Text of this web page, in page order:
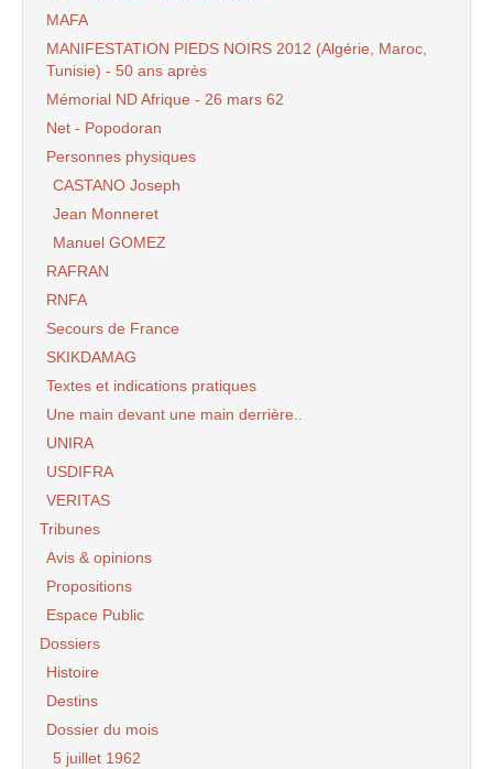
MAFA
MANIFESTATION PIEDS NOIRS 2012 (Algérie, Maroc,
Tunisie) - 50 ans après
Mémorial ND Afrique - 26 mars 62
Net - Popodoran
Personnes physiques
CASTANO Joseph
Jean Monneret
Manuel GOMEZ
RAFRAN
RNFA
Secours de France
SKIKDAMAG
Textes et indications pratiques
Une main devant une main derrière..
UNIRA
USDIFRA
VERITAS
Tribunes
Avis & opinions
Propositions
Espace Public
Dossiers
Histoire
Destins
Dossier du mois
5 juillet 1962